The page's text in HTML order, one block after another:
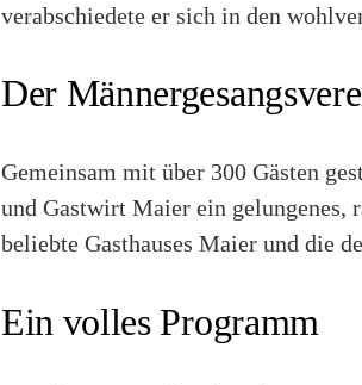
verabschiedete er sich in den
Der
Gemeinsam mit über 300 Gästen
und Gastwirt Maier ein gelungenes,
beliebte Gasthauses Maier und die
Ein volles Programm